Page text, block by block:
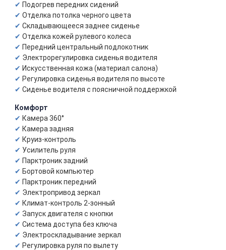
Подогрев передних сидений
Отделка потолка черного цвета
Складывающееся заднее сиденье
Отделка кожей рулевого колеса
Передний центральный подлокотник
Электрорегулировка сиденья водителя
Искусственная кожа (материал салона)
Регулировка сиденья водителя по высоте
Сиденье водителя с поясничной поддержкой
Комфорт
Камера 360°
Камера задняя
Круиз-контроль
Усилитель руля
Парктроник задний
Бортовой компьютер
Парктроник передний
Электропривод зеркал
Климат-контроль 2-зонный
Запуск двигателя с кнопки
Система доступа без ключа
Электроскладывание зеркал
Регулировка руля по вылету